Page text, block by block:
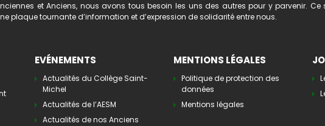
et Anciens, nous avons tous besoin les uns des autres pour y parvenir. Ce
plaque tournante d’information et d’expression de solidarité entre nous.
EVÉNEMENTS
Actualités du Collège Saint-
Michel
Actualités de l’AESM
Actualités de nos Anciens
MENTIONS LÉGALES
Politique de protection des
données
Mentions légales